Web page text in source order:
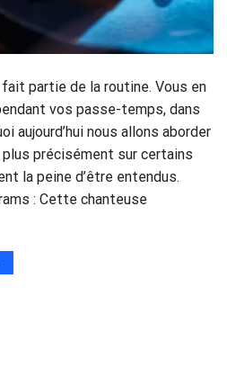
partie de la routine. Vous en
vos passe-temps, dans
aujourd’hui nous allons aborder
plus précisément sur certains
la peine d’être entendus.
: Cette chanteuse